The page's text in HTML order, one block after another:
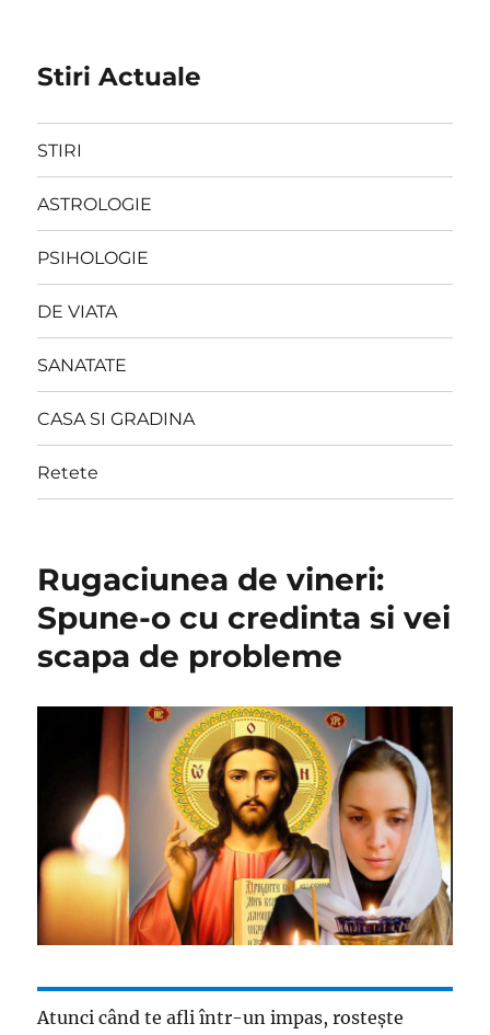
Stiri Actuale
STIRI
ASTROLOGIE
PSIHOLOGIE
DE VIATA
SANATATE
CASA SI GRADINA
Retete
Rugaciunea de vineri:
Spune-o cu credinta si vei
scapa de probleme
Atunci când te afli într-un impas, rostește